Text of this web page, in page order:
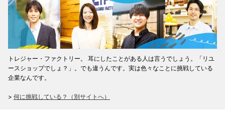
トレジャー・ファクトリー。 耳にしたことがある人は言うでしょう。「リユ
ースショップでしょ？」。でも違うんです。実は色々なことに挑戦している
企業なんです。
> 何に挑戦している？（別サイトへ）